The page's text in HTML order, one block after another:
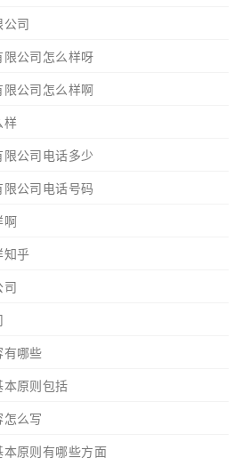
公司
公司怎么样呀
公司怎么样啊
样
公司电话多少
公司电话号码
啊
知乎
司
有哪些
原则包括
么写
原则有哪些方面